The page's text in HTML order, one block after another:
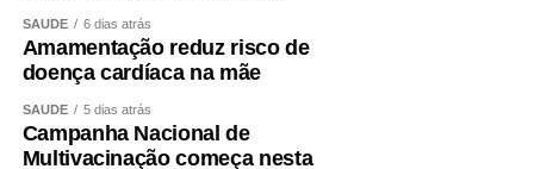
SAÚDE 6 dias atrás
Amamentação reduz risco de
doença cardíaca na mãe
SAÚDE 5 dias atrás
Campanha Nacional de
Multivacinação começa nesta